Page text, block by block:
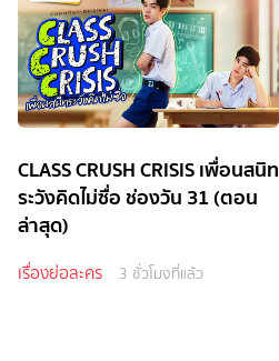
CLASS CRUSH CRISIS เพื่อนสนิท
ระวังคิดไม่ซื่อ ช่องวัน 31 (ตอน
ล่าสุด)
เรื่องย่อละคร 3 ชั่วโมงที่แล้ว